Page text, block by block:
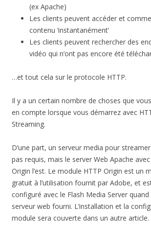
(ex Apache)
Les clients peuvent accéder et
contenu ‘instantanément’
Les clients peuvent rechercher des
vidéo qui n’ont pas encore été
…et tout cela sur le protocole HTTP.
Il y a un certain nombre de choses que
en compte lorsque vous démarrez avec
Streaming.
D’une part, un serveur media pour
pas requis, mais le server Web Apache
Origin l’est. Le module HTTP Origin est un
gratuit à l’utilisation fournit par Adobe, et
configuré avec le Flash Media Server
serveur web fourni. L’installation et la
module sera couverte dans un autre article.